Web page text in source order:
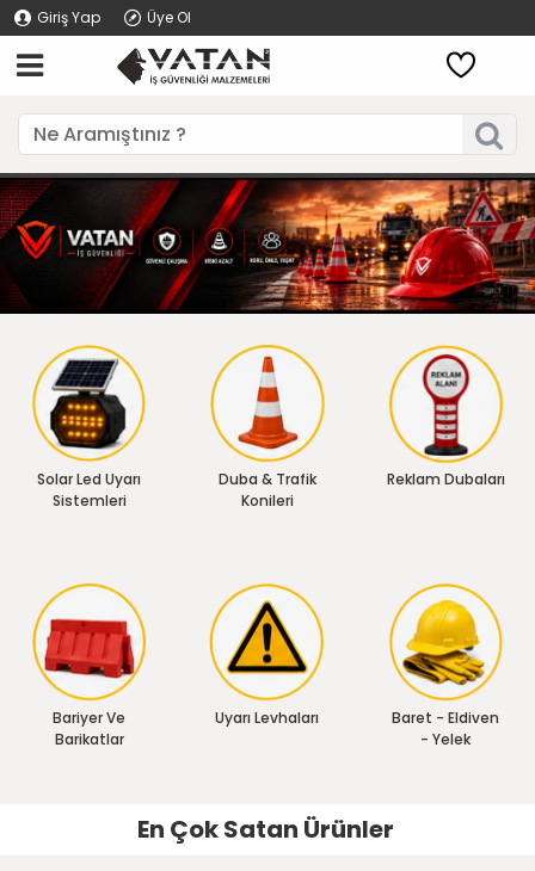
Giriş Yap Üye Ol
Solar Led Uyarı
Sistemleri
Duba & Trafik
Konileri
Reklam Dubaları
Bariyer Ve
Barikatlar
Uyarı Levhaları
Baret - Eldiven
- Yelek
En Çok Satan Ürünler